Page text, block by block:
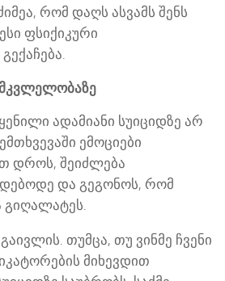
რომ დაღს ასვამს შენს
ფსიქიკური
ადამიანი სუიციდზე არ
ემოციები
დროს, შეიძლება
და გეგონოს, რომ
გიღალატეს.
თუმცა, თუ ვინმე ჩვენი
მიხევდით